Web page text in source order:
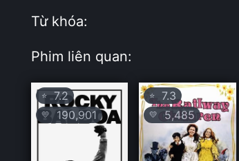
Từ khóa:
Phim liên quan:
⭐7.2
💛190,901
⭐ 7.3
💛 5,485